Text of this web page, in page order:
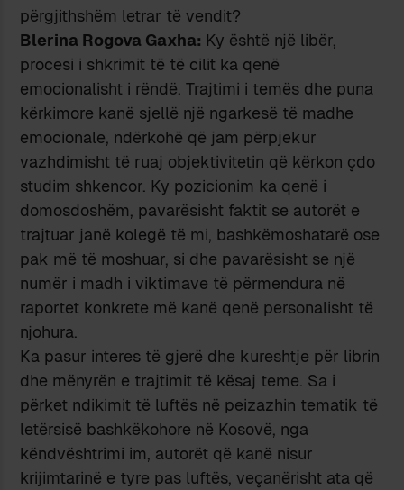
përgjithshëm letrar të vendit?
Blerina Rogova Gaxha: Ky është një libër,
procesi i shkrimit të të cilit ka qenë
emocionalisht i rëndë. Trajtimi i temës dhe puna
kërkimore kanë sjellë një ngarkesë të madhe
emocionale, ndërkohë që jam përpjekur
vazhdimisht të ruaj objektivitetin që kërkon çdo
studim shkencor. Ky pozicionim ka qenë i
domosdoshëm, pavarësisht faktit se autorët e
trajtuar janë kolegë të mi, bashkëmoshatarë ose
pak më të moshuar, si dhe pavarësisht se një
numër i madh i viktimave të përmendura në
raportet konkrete më kanë qenë personalisht të
njohura.
Ka pasur interes të gjerë dhe kureshtje për librin
dhe mënyrën e trajtimit të kësaj teme. Sa i
përket ndikimit të luftës në peizazhin tematik të
letërsisë bashkëkohore në Kosovë, nga
këndvështrimi im, autorët që kanë nisur
krijimtarinë e tyre pas luftës, veçanërisht ata që